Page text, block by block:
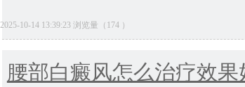
2025-10-14 13:39:23 浏览量（174 ）
腰部白癜风怎么治疗效果